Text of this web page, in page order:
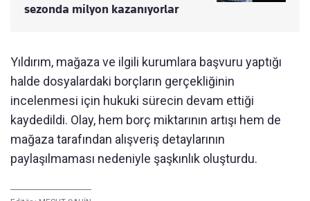
sezonda milyon kazanıyorlar
Yıldırım, mağaza ve ilgili kurumlara başvuru yaptığı
halde dosyalardaki borçların gerçekliğinin
incelenmesi için hukuki sürecin devam ettiği
kaydedildi. Olay, hem borç miktarının artışı hem de
mağaza tarafından alışveriş detaylarının
paylaşılmaması nedeniyle şaşkınlık oluşturdu.